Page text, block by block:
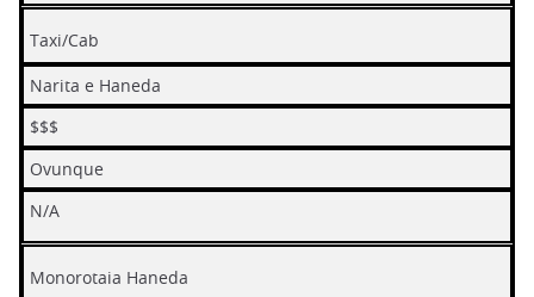
Taxi/Cab
Narita e Haneda
$$$
Ovunque
N/A
Monorotaia Haneda